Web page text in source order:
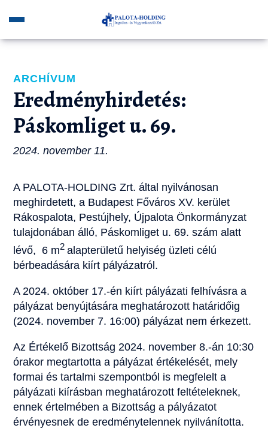
ARCHÍVUM
Eredményhirdetés:
Páskomliget u. 69.
2024. november 11.
A PALOTA-HOLDING Zrt. által nyilvánosan
meghirdetett, a Budapest Főváros XV. kerület
Rákospalota, Pestújhely, Újpalota Önkormányzat
tulajdonában álló, Páskomliget u. 69. szám alatt
lévő, 6 m2 alapterületű helyiség üzleti célú
bérbeadására kiírt pályázatról.
A 2024. október 17.-én kiírt pályázati felhívásra a
pályázat benyújtására meghatározott határidőig
(2024. november 7. 16:00) pályázat nem érkezett.
Az Értékelő Bizottság 2024. november 8.-án 10:30
órakor megtartotta a pályázat értékelését, mely
formai és tartalmi szempontból is megfelelt a
pályázati kiírásban meghatározott feltételeknek,
ennek értelmében a Bizottság a pályázatot
érvényesnek de eredménytelennek nyilvánította.